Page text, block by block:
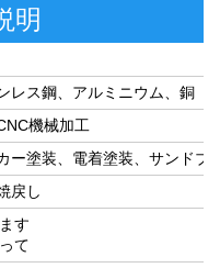
明
レス鋼、アルミニウム、銅
機械加工
ー塗装、電着塗装、サンドブ
戻し
す
て